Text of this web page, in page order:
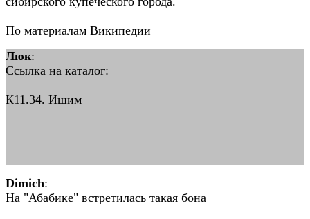
По материалам Википедии
Люк:
Ссылка на каталог:
К11.34. Ишим
Dimich:
На "Абабике" встретилась такая бона